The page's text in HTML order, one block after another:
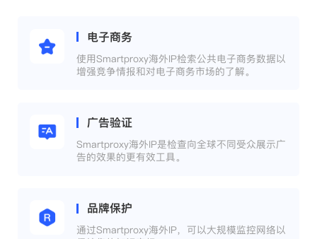
电子商务
使用Smartproxy海外IP检索公共电子商务数据以
增强竞争情报和对电子商务市场的了解。
广告验证
Smartproxy海外IP是检查向全球不同受众展示广
告的效果的更有效工具。
品牌保护
通过Smartproxy海外IP，可以大规模监控网络以